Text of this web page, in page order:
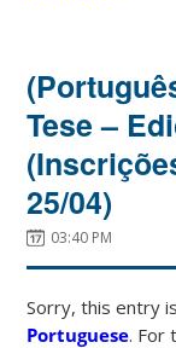
Tese –
25/04)
03:40 PM
Sorry, this entry
Portuguese. For